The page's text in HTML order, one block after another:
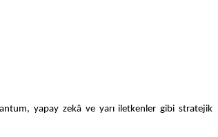
yapay zekâ ve yarı iletkenler gibi stratejik